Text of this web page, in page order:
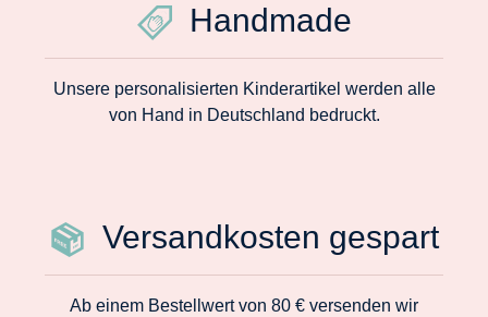
Handmade
Unsere personalisierten Kinderartikel werden alle
von Hand in Deutschland bedruckt.
Versandkosten gespart
Ab einem Bestellwert von 80 € versenden wir